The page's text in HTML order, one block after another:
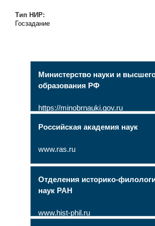
Тип НИР:
Госзадание
Министерство науки и
образования РФ
https://minobrnauki.gov.ru
Российская академия наук
www.ras.ru
Отделения историко-
наук РАН
www.hist-phil.ru